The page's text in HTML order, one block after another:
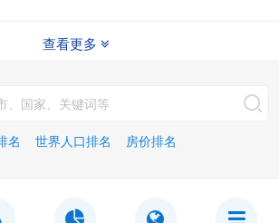
查看更多
名 世界人口排名 房价排名